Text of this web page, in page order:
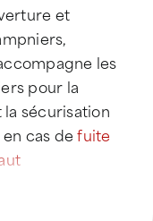
et
les
pour la
sécurisation
cas defuite